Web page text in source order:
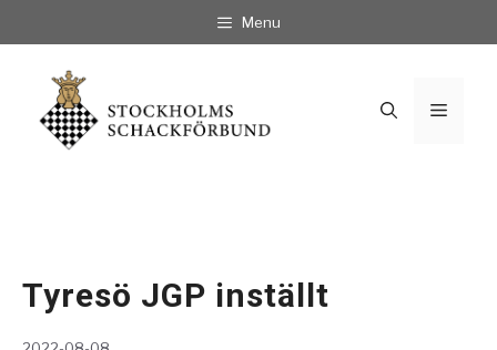
till
innehåll
Menu
Meny
Tyresö JGP inställt